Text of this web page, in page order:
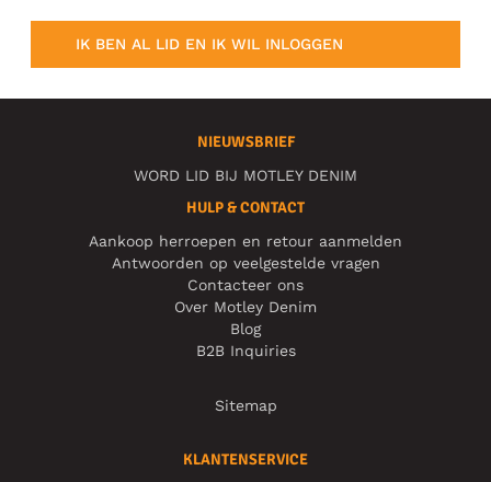
IK BEN AL LID EN IK WIL INLOGGEN
NIEUWSBRIEF
WORD LID BIJ MOTLEY DENIM
HULP & CONTACT
Aankoop herroepen en retour aanmelden
Antwoorden op veelgestelde vragen
Contacteer ons
Over Motley Denim
Blog
B2B Inquiries
Sitemap
KLANTENSERVICE